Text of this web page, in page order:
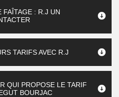
FAÎTAGE : R.J UN
TARIFS AVEC R.J
QUI PROPOSE LE TARIF
BOURJAC